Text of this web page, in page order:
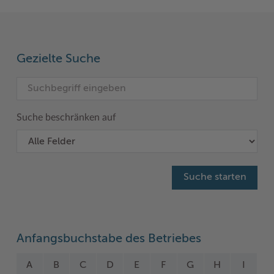
Gezielte Suche
Suche beschränken auf
Anfangsbuchstabe des Betriebes
A B C D E F G H I